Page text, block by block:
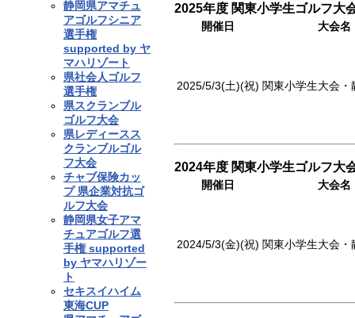
静岡県アマチュ
アゴルフシニア
選手権
supported by ヤ
マハリゾート
県社会人ゴルフ
選手権
県スクランブル
ゴルフ大会
県レディースス
クランブルゴル
フ大会
チャブ保険カッ
プ 県企業対抗ゴ
ルフ大会
静岡県女子アマ
チュアゴルフ選
手権 supported
by ヤマハリゾー
ト
セキスイハイム
東海CUP
2025年度 関東小学生ゴルフ大
開催日 大会名
2025/5/3(土)(祝) 関東小学生大会・
2024年度 関東小学生ゴルフ大
開催日 大会名
2024/5/3(金)(祝) 関東小学生大会・